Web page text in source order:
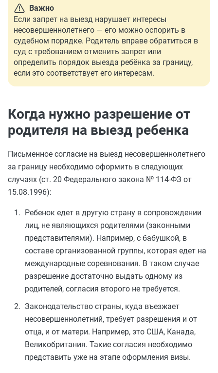
Важно
Если запрет на выезд нарушает интересы
несовершеннолетнего — его можно оспорить в
судебном порядке. Родитель вправе обратиться в
суд с требованием отменить запрет или
определить порядок выезда ребёнка за границу,
если это соответствует его интересам.
Когда нужно разрешение от
родителя на выезд ребенка
Письменное согласие на выезд несовершеннолетнего
за границу необходимо оформить в следующих
случаях (ст. 20 Федерального закона № 114-ФЗ от
15.08.1996):
Ребенок едет в другую страну в сопровождении
лиц, не являющихся родителями (законными
представителями). Например, с бабушкой, в
составе организованной группы, которая едет на
международные соревнования. В таком случае
разрешение достаточно выдать одному из
родителей, согласия второго не требуется.
Законодательство страны, куда въезжает
несовершеннолетний, требует разрешения и от
отца, и от матери. Например, это США, Канада,
Великобритания. Такие согласия необходимо
представить уже на этапе оформления визы.